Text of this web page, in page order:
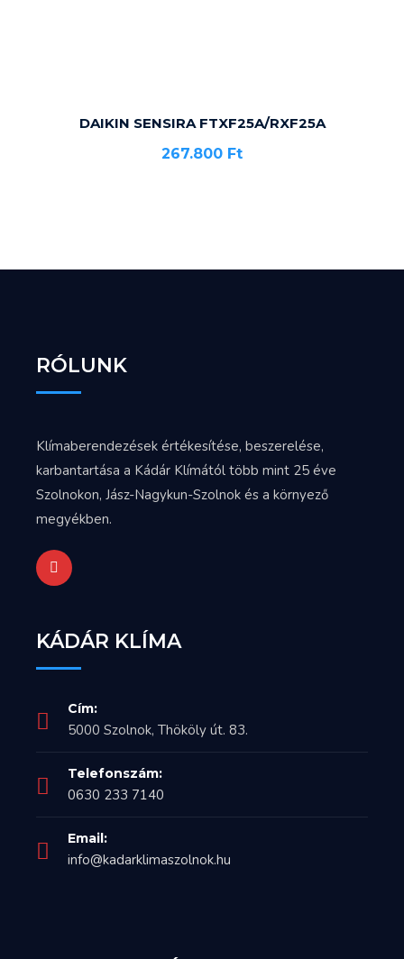
DAIKIN SENSIRA FTXF25A/RXF25A
267.800 Ft
RÓLUNK
Klímaberendezések értékesítése, beszerelése,
karbantartása a Kádár Klímától több mint 25 éve
Szolnokon, Jász-Nagykun-Szolnok és a környező
megyékben.
KÁDÁR KLÍMA
Cím:
5000 Szolnok, Thököly út. 83.
Telefonszám:
0630 233 7140
Email:
info@kadarklimaszolnok.hu